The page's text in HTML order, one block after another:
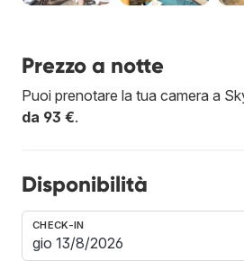
Prezzo a notte
Puoi prenotare la tua camera a
da 93 €.
Disponibilità
CHECK-IN